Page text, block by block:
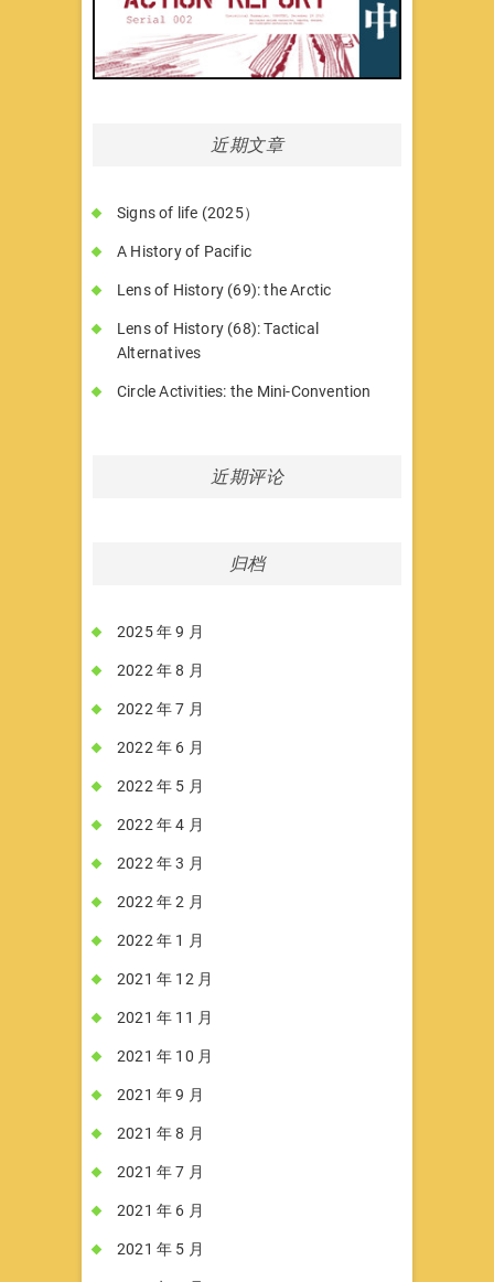
近期文章
Signs of life (2025）
A History of Pacific
Lens of History (69): the Arctic
Lens of History (68): Tactical
Alternatives
Circle Activities: the Mini-Convention
近期评论
归档
2025 年 9 月
2022 年 8 月
2022 年 7 月
2022 年 6 月
2022 年 5 月
2022 年 4 月
2022 年 3 月
2022 年 2 月
2022 年 1 月
2021 年 12 月
2021 年 11 月
2021 年 10 月
2021 年 9 月
2021 年 8 月
2021 年 7 月
2021 年 6 月
2021 年 5 月